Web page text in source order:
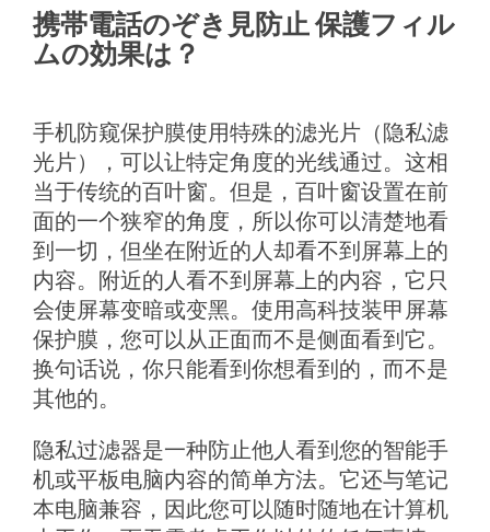
携帯電話のぞき見防止 保護フィル
ムの効果は？
手机防窥保护膜使用特殊的滤光片（隐私滤
光片），可以让特定角度的光线通过。 这相
当于传统的百叶窗。 但是，百叶窗设置在前
面的一个狭窄的角度，所以你可以清楚地看
到一切，但坐在附近的人却看不到屏幕上的
内容。 附近的人看不到屏幕上的内容，它只
会使屏幕变暗或变黑。 使用高科技装甲屏幕
保护膜，您可以从正面而不是侧面看到它。
换句话说，你只能看到你想看到的，而不是
其他的。
隐私过滤器是一种防止他人看到您的智能手
机或平板电脑内容的简单方法。 它还与笔记
本电脑兼容，因此您可以随时随地在计算机